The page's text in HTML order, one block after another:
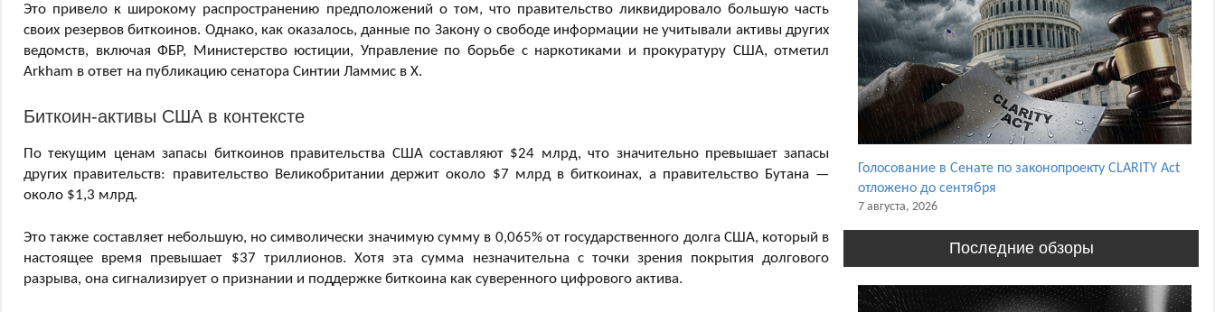
Это привело к широкому распространению предположений о том, что правительство ликвидировало большую часть
своих резервов биткоинов. Однако, как оказалось, данные по Закону о свободе информации не учитывали активы других
ведомств, включая ФБР, Министерство юстиции, Управление по борьбе с наркотиками и прокуратуру США, отметил
Arkham в ответ на публикацию сенатора Синтии Ламмис в X.
Биткоин-активы США в контексте
По текущим ценам запасы биткоинов правительства США составляют $24 млрд, что значительно превышает запасы
других правительств: правительство Великобритании держит около $7 млрд в биткоинах, а правительство Бутана —
около $1,3 млрд.
Это также составляет небольшую, но символически значимую сумму в 0,065% от государственного долга США, который в
настоящее время превышает $37 триллионов. Хотя эта сумма незначительна с точки зрения покрытия долгового
разрыва, она сигнализирует о признании и поддержке биткоина как суверенного цифрового актива.
Голосование в Сенате по законопроекту CLARITY Act
отложено до сентября
7 августа, 2026
Последние обзоры